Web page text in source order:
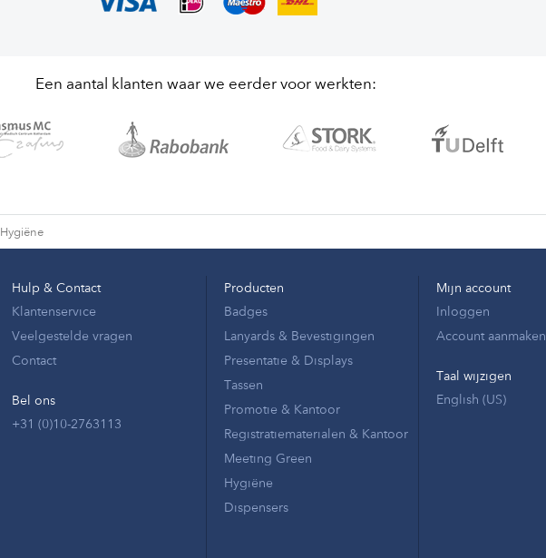
Een aantal klanten waar we eerder voor werkten:
Hygiëne
Hulp & Contact
Klantenservice
Veelgestelde vragen
Contact
Bel ons
+31 (0)10-2763113
Producten
Badges
Lanyards & Bevestigingen
Presentatie & Displays
Tassen
Promotie & Kantoor
Registratiematerialen & Kantoor
Meeting Green
Hygiëne
Dispensers
Mijn account
Inloggen
Account aanmaken
Taal wijzigen
English (US)